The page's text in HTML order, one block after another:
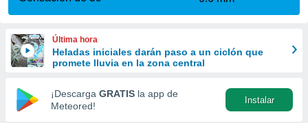
las
y
forma
digital
basada
Última hora
Heladas iniciales darán paso a un ciclón que
promete lluvia en la zona central
¡Descarga GRATIS la app de
Meteored!
Instalar